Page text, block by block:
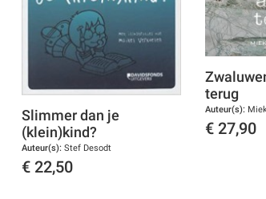
Slimmer dan je
(klein)kind?
Auteur(s): Stef Desodt
€ 22,50
terug
Auteur(s):
€ 27,90